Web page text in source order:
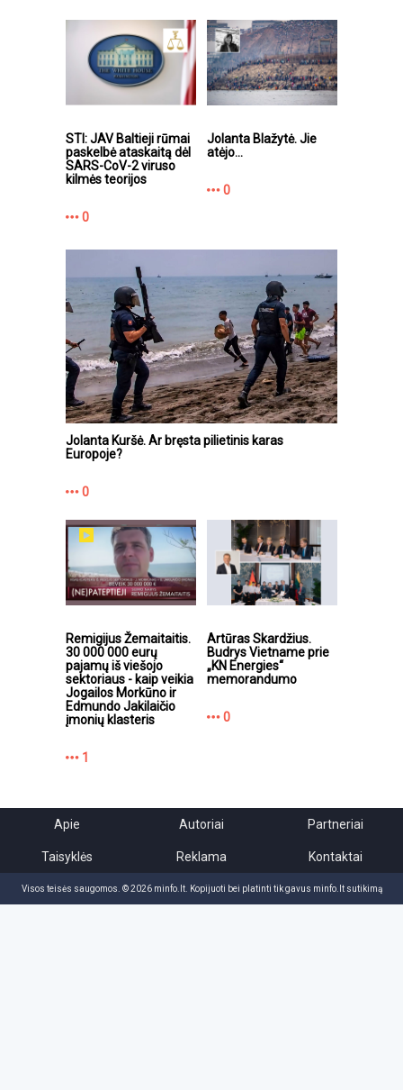
STI: JAV Baltieji rūmai
paskelbė ataskaitą dėl
SARS-CoV-2 viruso
kilmės teorijos
0
Jolanta Blažytė. Jie
atėjo...
0
Jolanta Kuršė. Ar bręsta pilietinis karas
Europoje?
0
Remigijus Žemaitaitis.
30 000 000 eurų
pajamų iš viešojo
sektoriaus - kaip veikia
Jogailos Morkūno ir
Edmundo Jakilaičio
įmonių klasteris
1
Artūras Skardžius.
Budrys Vietname prie
„KN Energies“
memorandumo
0
Apie Autoriai Partneriai
Taisyklės Reklama Kontaktai
Visos teisės saugomos. © 2026 minfo.lt. Kopijuoti bei platinti tik gavus minfo.lt sutikimą